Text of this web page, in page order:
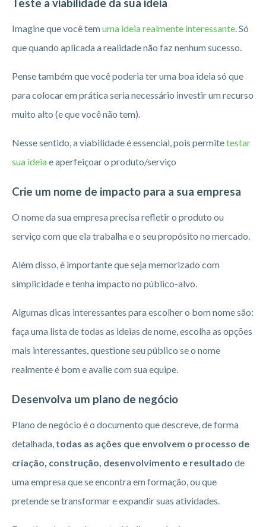
Teste a viabilidade da sua ideia
Imagine que você temuma ideia realmente interessante. Só
que quando aplicada a realidade não faz nenhum sucesso.
Pense também que você poderia ter uma boa ideia só que
para colocar em prática seria necessário investir um recurso
muito alto (e que você não tem).
Nesse sentido, a viabilidade é essencial, pois permitetestar
sua ideiae aperfeiçoar o produto/serviço
Crie um nome de impacto para a sua empresa
O nome da sua empresa precisa refletir o produto ou
serviço com que ela trabalha e o seu propósito no mercado.
Além disso, é importante que seja memorizado com
simplicidade e tenha impacto no público-alvo.
Algumas dicas interessantes para escolher o bom nome são:
faça uma lista de todas as ideias de nome, escolha as opções
mais interessantes, questione seu público se o nome
realmente é bom e avalie com sua equipe.
Desenvolva um plano de negócio
Plano de negócio é o documento que descreve, de forma
detalhada, todas as ações que envolvem o processo de
criação, construção, desenvolvimento e resultado de
uma empresa que se encontra em formação, ou que
pretende se transformar e expandir suas atividades.